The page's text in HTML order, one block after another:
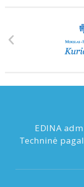
EDINA
Techninė